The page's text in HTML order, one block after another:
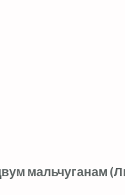
мальчуганам